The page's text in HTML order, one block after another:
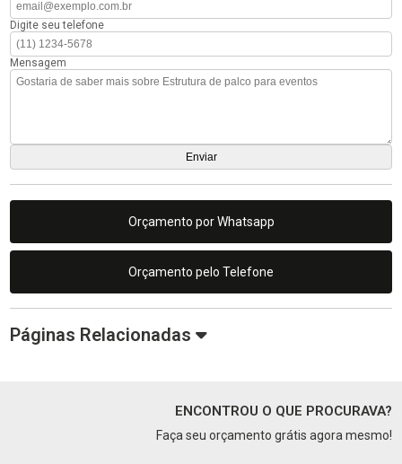
Digite seu telefone
Mensagem
Orçamento por Whatsapp
Orçamento pelo Telefone
Páginas Relacionadas
ENCONTROU O QUE PROCURAVA?
Faça seu orçamento grátis agora mesmo!